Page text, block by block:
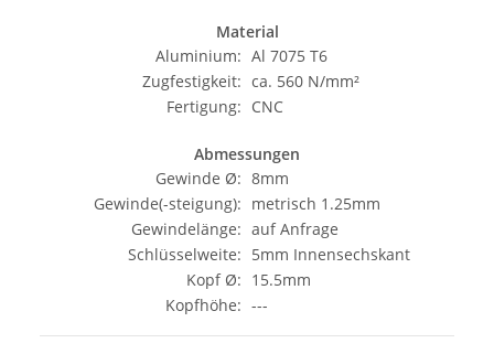
Material
Aluminium: Al 7075 T6
Zugfestigkeit: ca. 560 N/mm²
Fertigung: CNC
Abmessungen
Gewinde Ø: 8mm
Gewinde(-steigung): metrisch 1.25mm
Gewindelänge: auf Anfrage
Schlüsselweite: 5mm Innensechskant
Kopf Ø: 15.5mm
Kopfhöhe: ---